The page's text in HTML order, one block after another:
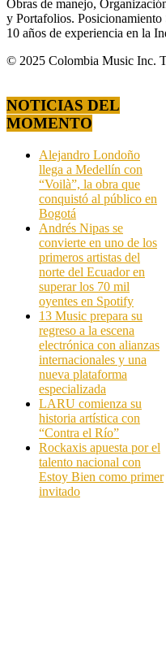
Obras de manejo,
y Portafolios. Posicionamiento
10 años de experiencia en la
© 2025 Colombia Music Inc.
NOTICIAS DEL
MOMENTO
Alejandro Londoño
llega a Medellín con
“Voilà”, la obra que
conquistó al público en
Bogotá
Andrés Nipas se
convierte en uno de los
primeros artistas del
norte del Ecuador en
superar los 70 mil
oyentes en Spotify
13 Music prepara su
regreso a la escena
electrónica con alianzas
internacionales y una
nueva plataforma
especializada
LARU comienza su
historia artística con
“Contra el Río”
Rockaxis apuesta por el
talento nacional con
Estoy Bien como primer
invitado